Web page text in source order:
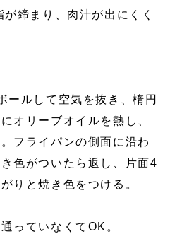
締まり、肉汁が出にくく
ールして空気を抜き、楕円
オリーブオイルを熱し、
フライパンの側面に沿わ
色がついたら返し、片面4
りと焼き色をつける。
っていなくてOK。